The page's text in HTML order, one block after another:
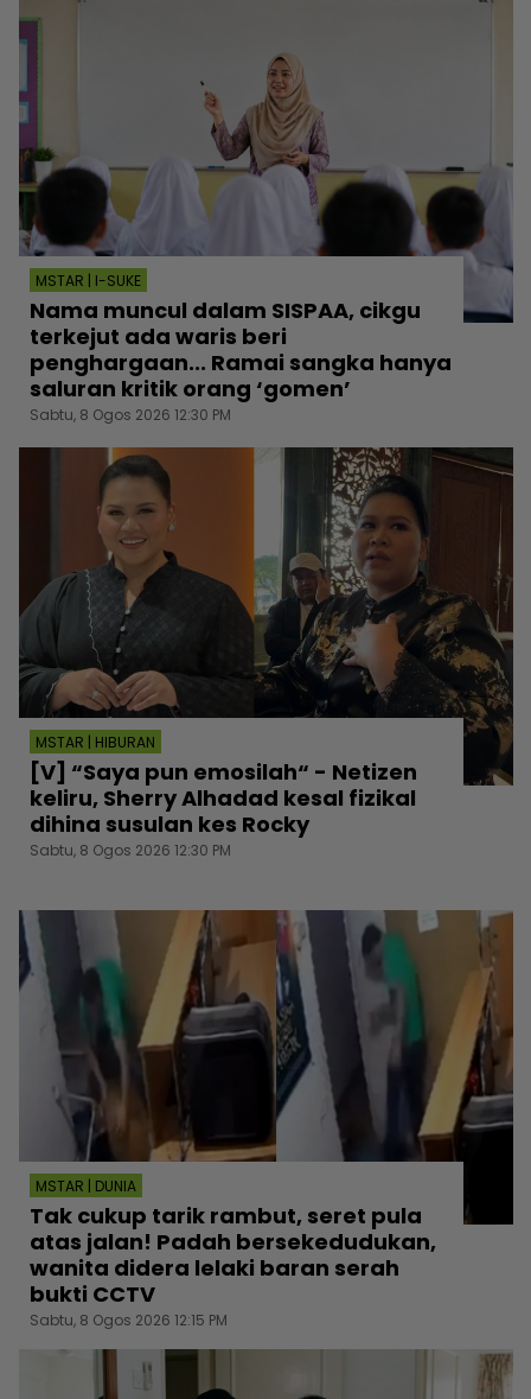
MSTAR | I-SUKE
Nama muncul dalam SISPAA, cikgu
terkejut ada waris beri
penghargaan... Ramai sangka hanya
saluran kritik orang ‘gomen’
Sabtu, 8 Ogos 2026 12:30 PM
MSTAR | HIBURAN
[V] “Saya pun emosilah“ - Netizen
keliru, Sherry Alhadad kesal fizikal
dihina susulan kes Rocky
Sabtu, 8 Ogos 2026 12:30 PM
MSTAR | DUNIA
Tak cukup tarik rambut, seret pula
atas jalan! Padah bersekedudukan,
wanita didera lelaki baran serah
bukti CCTV
Sabtu, 8 Ogos 2026 12:15 PM